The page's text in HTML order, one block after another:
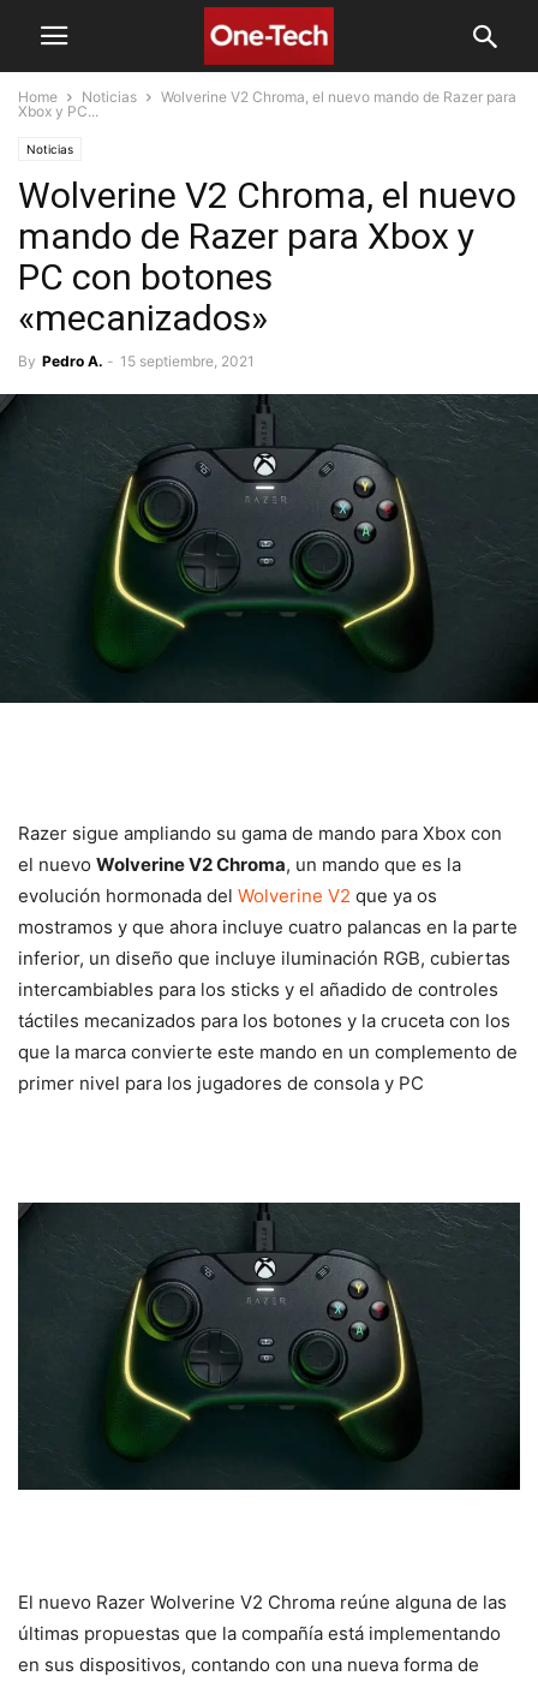
Home Noticias
Wolverine V2 Chroma, el nuevo mando de Razer para
Xbox y PC...
Noticias
Wolverine V2 Chroma, el nuevo
mando de Razer para Xbox y
PC con botones
«mecanizados»
By Pedro A. - 15 septiembre, 2021
Razer sigue ampliando su gama de mando para Xbox con
el nuevo Wolverine V2 Chroma, un mando que es la
evolución hormonada del Wolverine V2 que ya os
mostramos y que ahora incluye cuatro palancas en la parte
inferior, un diseño que incluye iluminación RGB, cubiertas
intercambiables para los sticks y el añadido de controles
táctiles mecanizados para los botones y la cruceta con los
que la marca convierte este mando en un complemento de
primer nivel para los jugadores de consola y PC
El nuevo Razer Wolverine V2 Chroma reúne alguna de las
últimas propuestas que la compañía está implementando
en sus dispositivos, contando con una nueva forma de